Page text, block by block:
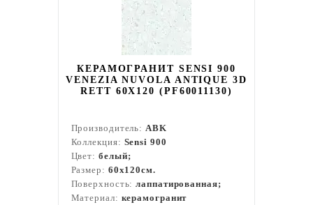
КЕРАМОГРАНИТ SENSI 900
VENEZIA NUVOLA ANTIQUE 3D
RETT 60X120 (PF60011130)
Производитель:ABK
Коллекция: Sensi 900
Цвет: белый;
Размер: 60x120см.
Поверхность:лаппатированная;
Материал: керамогранит